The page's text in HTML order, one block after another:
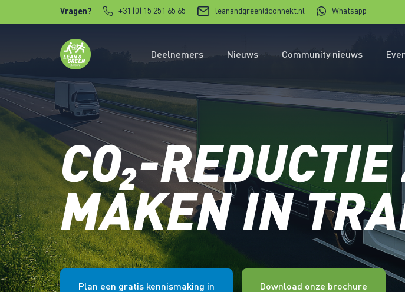
Verder naar contentVragen? +31 (0) 15 251 65 65 leanandgreen@connekt.nl Whatsapp
Deelnemers Nieuws Community nieuws
CO₂-
MAKEN IN
Plan een gratis kennismaking in Download onze brochure